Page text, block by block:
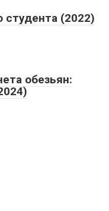
студента (2022)
обезьян: